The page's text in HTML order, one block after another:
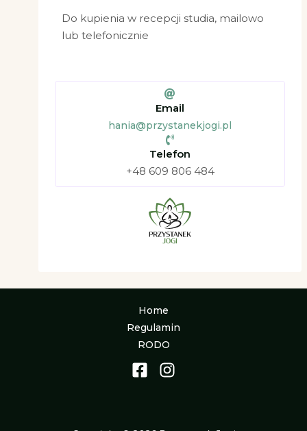
Do kupienia w recepcji studia, mailowo
lub telefonicznie
Email
hania@przystanekjogi.pl
Telefon
+48 609 806 484
Home
Regulamin
RODO